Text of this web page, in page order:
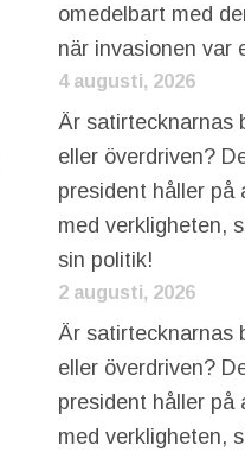
omedelbart med
när invasionen var
4 augusti, 2026
Är satirtecknarnas
eller överdriven?
president håller på
med verkligheten,
sin politik!
2 augusti, 2026
Är satirtecknarnas
eller överdriven?
president håller på
med verkligheten,